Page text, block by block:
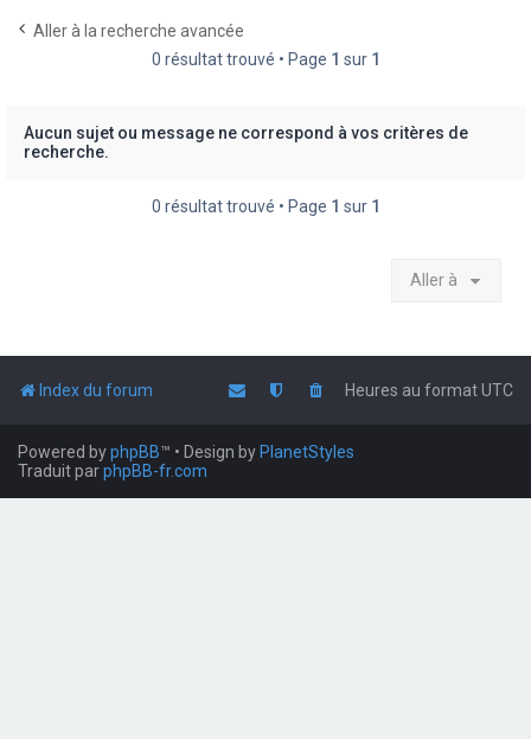
Aller à la recherche avancée
0 résultat trouvé • Page 1 sur 1
Aucun sujet ou message ne correspond à vos critères de
recherche.
0 résultat trouvé • Page 1 sur 1
Aller à
Index du forum Heures au formatUTC
Powered byphpBB™ • Design by PlanetStyles
Traduit parphpBB-fr.com